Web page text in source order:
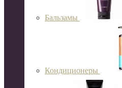
Бальзамы
Кондиционеры